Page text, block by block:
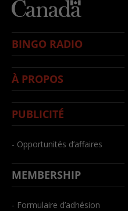
BINGO RADIO
À PROPOS
PUBLICITÉ
- Opportunités d’affaires
MEMBERSHIP
- Formulaire d’adhésion